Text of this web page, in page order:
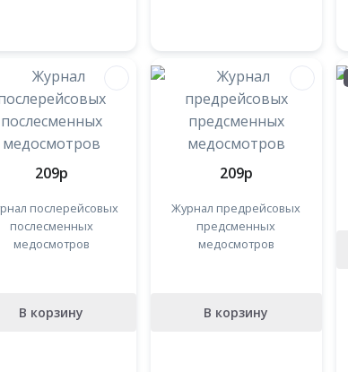
209p
послерейсовых
послесменных
медосмотров
В корзину
209p
Журнал предрейсовых
предсменных
медосмотров
В корзину